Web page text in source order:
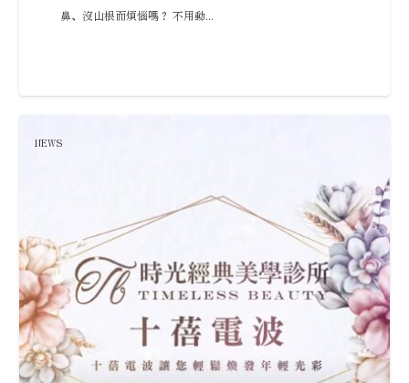
鼻、沒山根而煩惱嗎？ 不用動...
NEWS